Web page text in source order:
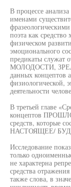
В процессе
именами
поэта как
физическом
эмоционального
предикаты
МОЛОДОСТИ,
данных концептов
физиологической,
деятельности
В третьей главе
концептов
средств, которые
НАСТОЯЩЕЕ/
Исследование
только
не характерна
средства
также слова, в